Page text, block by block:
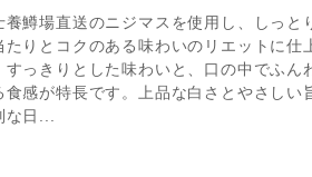
養鱒場直送のニジマスを使用し、しっと
たりとコクのある味わいのリエットに仕
すっきりとした味わいと、口の中でふん
食感が特長です。上品な白さとやさしい
な日...